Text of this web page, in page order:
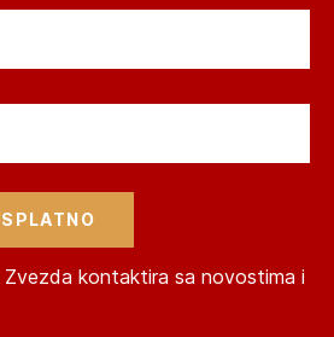
Zvezda kontaktira sa novostima i